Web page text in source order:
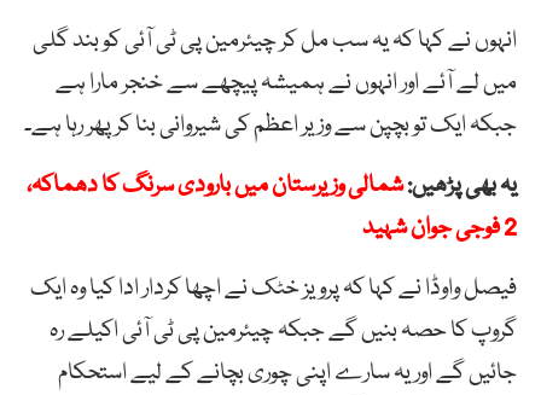
انہوں نے کہا کہ یہ سب مل کر چیئرمین پی ٹی آئی کو بند گلی
میں لے آئے اور انہوں نے ہمیشہ پیچھے سے خنجر مارا ہے
جبکہ ایک تو بچپن سے وزیر اعظم کی شیروانی بنا کر پھر رہا ہے۔
یہ بھی پڑھیں:شمالی وزیرستان میں بارودی سرنگ کا دھماکہ،
2 فوجی جوان شہید
فیصل واوڈا نے کہا کہ پرویز خٹک نے اچھا کردار ادا کیا وہ ایک
گروپ کا حصہ بنیں گے جبکہ چیئرمین پی ٹی آئی اکیلے رہ
جائیں گے اور یہ سارے اپنی چوری بچانے کے لیے استحکام